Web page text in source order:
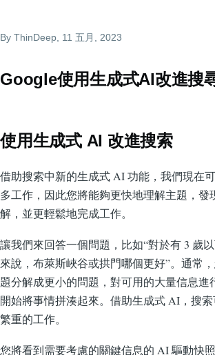
By ThinDeep , 11 五月, 2023
Google使用生成式AI改進搜
使用生成式 AI 改進搜索
借助搜索中新的生成式 AI 功能，我們現在
多工作，因此您將能夠更快地理解主題，發
解，並更輕鬆地完成工作。
讓我們來回答一個問題，比如“對於有 3 歲
來說，布萊斯峽谷或拱門哪個更好”。通常
題分解成更小的問題，對可用的大量信息進
開始將事情拼湊起來。借助生成式 AI，搜
繁重的工作。
您將看到需要考慮的關鍵信息的 AI 驅動快